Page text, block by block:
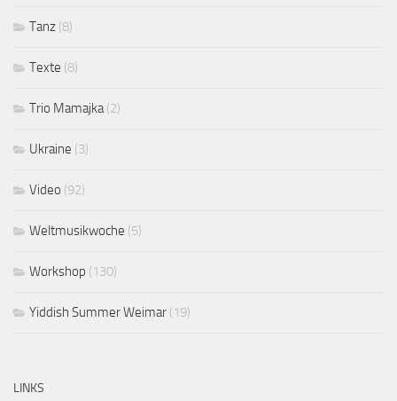
Tanz (8)
Texte (8)
Trio Mamajka(2)
Ukraine (3)
Video (92)
Weltmusikwoche (5)
Workshop (130)
Yiddish Summer Weimar (19)
LINKS